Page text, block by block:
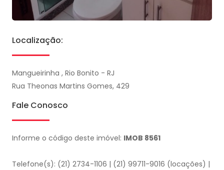
Localização:
Mangueirinha , Rio Bonito - RJ
Rua Theonas Martins Gomes, 429
Fale Conosco
Informe o código deste imóvel: IMOB 8561
Telefone(s): (21) 2734-1106 | (21) 99711-9016 (locações) |